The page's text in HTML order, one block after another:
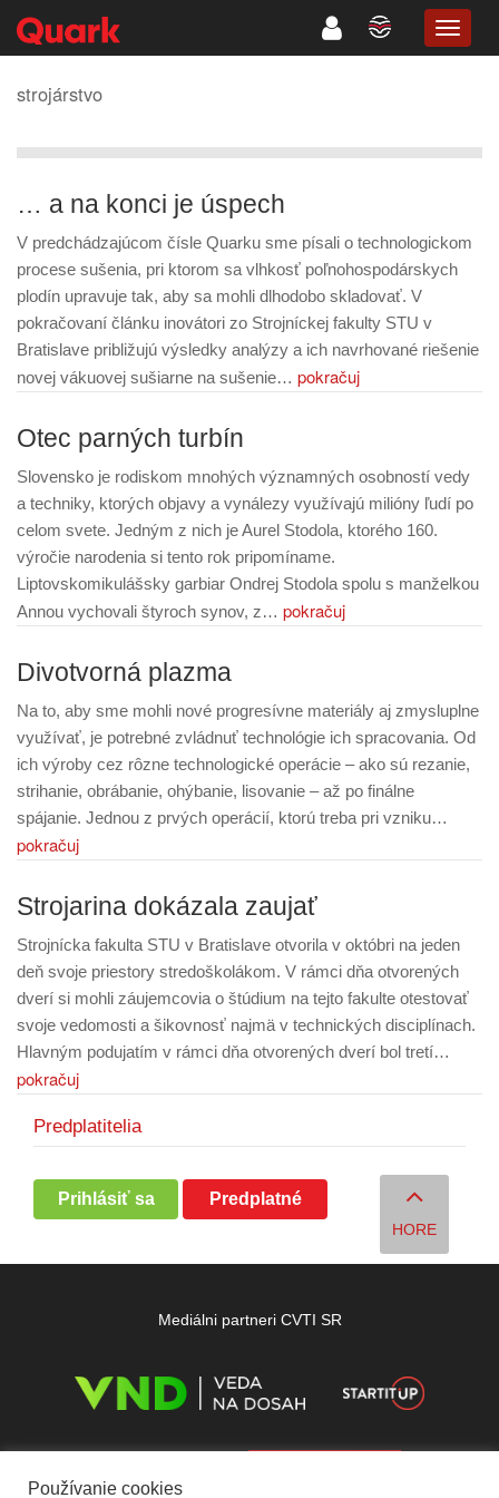
strojárstvo
… a na konci je úspech
V predchádzajúcom čísle Quarku sme písali o technologickom
procese sušenia, pri ktorom sa vlhkosť poľnohospodárskych
plodín upravuje tak, aby sa mohli dlhodobo skladovať. V
pokračovaní článku inovátori zo Strojníckej fakulty STU v
Bratislave približujú výsledky analýzy a ich navrhované riešenie
novej vákuovej sušiarne na sušenie… pokračuj
Otec parných turbín
Slovensko je rodiskom mnohých významných osobností vedy
a techniky, ktorých objavy a vynálezy využívajú milióny ľudí po
celom svete. Jedným z nich je Aurel Stodola, ktorého 160.
výročie narodenia si tento rok pripomíname.
Liptovskomikulášsky garbiar Ondrej Stodola spolu s manželkou
Annou vychovali štyroch synov, z… pokračuj
Divotvorná plazma
Na to, aby sme mohli nové progresívne materiály aj zmysluplne
využívať, je potrebné zvládnuť technológie ich spracovania. Od
ich výroby cez rôzne technologické operácie – ako sú rezanie,
strihanie, obrábanie, ohýbanie, lisovanie – až po finálne
spájanie. Jednou z prvých operácií, ktorú treba pri vzniku…
pokračuj
Strojarina dokázala zaujať
Strojnícka fakulta STU v Bratislave otvorila v októbri na jeden
deň svoje priestory stredoškolákom. V rámci dňa otvorených
dverí si mohli záujemcovia o štúdium na tejto fakulte otestovať
svoje vedomosti a šikovnosť najmä v technických disciplínach.
Hlavným podujatím v rámci dňa otvorených dverí bol tretí…
pokračuj
Predplatitelia
Prihlásiť sa Predplatné
HORE
Mediálni partneri CVTI SR
Používanie cookies